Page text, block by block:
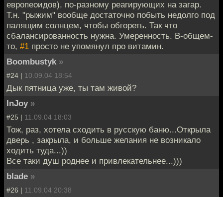
европеоидов), по-разному реагирующих на загар.
Т.н. "рыжим" вообще достаточно побыть недолго под
палящим солнцем, чтобы обгореть. Так что
сбалансированность нужна. Умеренность. В-общем-
то, #1 просто не упомянул про витамин.
Boombustyk »
#24 | 10.09.04 18:54
Дык пятница уже, ты там живой?
InJoy »
#25 | 11.09.04 18:03
Тож, раз, хотела сходить в русскую баню...Открыла
дверь , закрыла, и больше желания не возникало
ходить туда...))
Все таки душ роднее и привлекательнее...)))
blade »
#26 | 11.09.04 20:38